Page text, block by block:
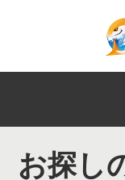
ン
ス
お探し